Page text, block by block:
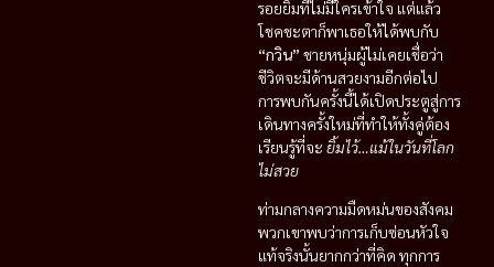
รอยยิ้มที่ไม่มีใครเข้าใจ แต่แล้ว
โชคชะตาก็พาเธอให้ได้พบกับ
“กวิน” ชายหนุ่มผู้ไม่เคยเชื่อว่า
ชีวิตจะมีด้านสวยงามอีกต่อไป
การพบกันครั้งนี้ได้เปิดประตูสู่การ
เดินทางครั้งใหม่ที่ทำให้ทั้งคู่ต้อง
เรียนรู้ที่จะ ยิ้มไว้…แม้ในวันที่โลก
ไม่สวย
ท่ามกลางความมืดหม่นของสังคม
พวกเขาพบว่าการเก็บซ่อนหัวใจ
แท้จริงนั้นยากกว่าที่คิด ทุกการ